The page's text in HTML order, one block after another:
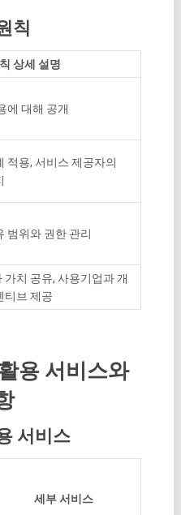
칙
상세 설명
에 대해 공개
적용, 서비스 제공자의
범위와 권한 관리
가치 공유, 사용기업과 개
티브 제공
용 서비스와
서비스
세부 서비스